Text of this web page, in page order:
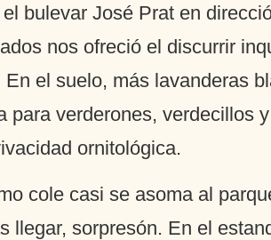
bulevar José Prat en
nos ofreció el discurrir
En el suelo, más lavanderas
para verderones, verdecillos
ornitológica.
cole casi se asoma al
llegar, sorpresón. En el